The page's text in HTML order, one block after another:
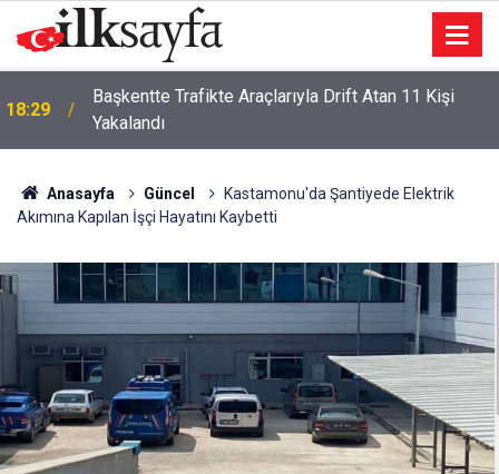
18:29
Başkentte Trafikte Araçlarıyla Drift Atan 11 Kişi
Yakalandı
Anasayfa Güncel
Kastamonu'da Şantiyede Elektrik
Akımına Kapılan İşçi Hayatını Kaybetti